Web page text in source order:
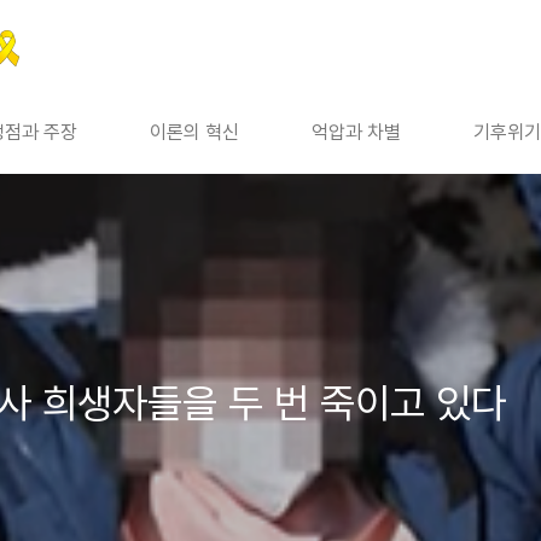
점과 주장 이론의 혁신 억압과 차별 기후위기
희생자들을 두 번 죽이고 있다